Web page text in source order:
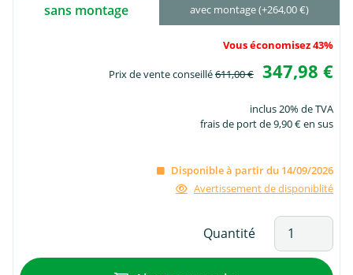
sans montage avec montage (+264,00 €)
Vous économisez 43%
Prix de vente conseillé611,00 € 347,98 €
inclus 20% de TVA
frais de port de 9,90 € en sus
Disponible à partir du 14/09/2026
Avertissement de disponiblité
Quantité